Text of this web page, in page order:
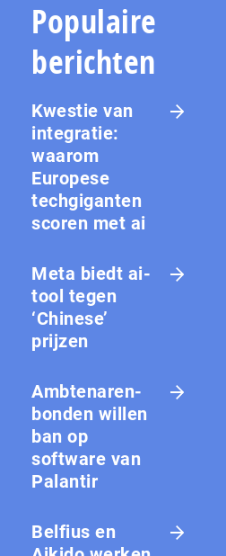
Populaire
berichten
Kwestie van
integratie:
waarom
Europese
techgiganten
scoren met ai
Meta biedt ai-
tool tegen
‘Chinese’
prijzen
Amb­te­na­ren­
bon­den willen
ban op
software van
Palantir
Belfius en